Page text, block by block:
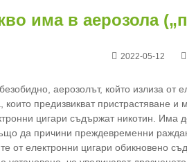
има в аерозола
2022-05-12
аерозолът, който излиза
предизвикват пристрастяване
цигари съдържат никотин. Има
да причини преждевременни
от електронни цигари обикновено